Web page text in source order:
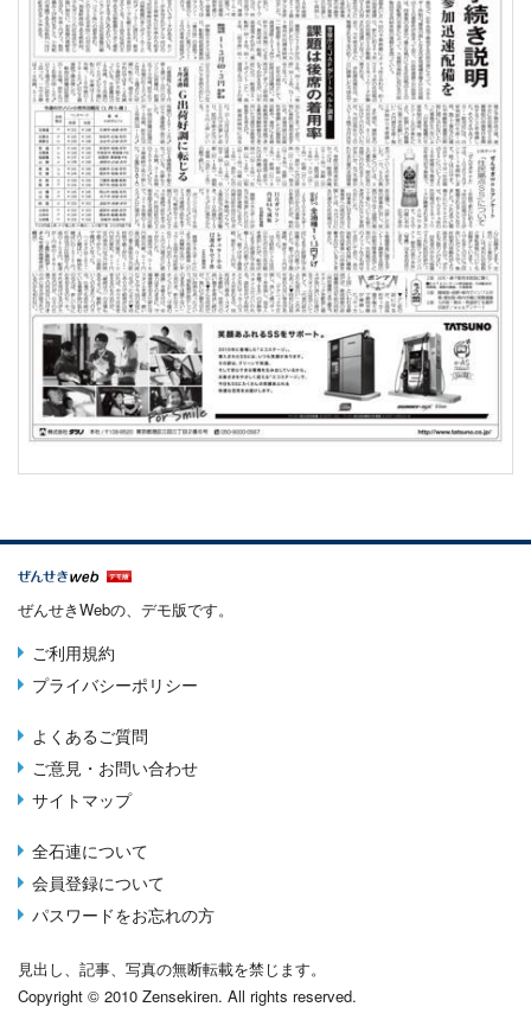
ぜんせきWebの、デモ版です。
Terms
menu
ご利用規約
プライバシーポリシー
Footer
menu
よくあるご質問
ご意見・お問い合わせ
サイトマップ
About
menu
全石連について
会員登録について
パスワードをお忘れの方
見出し、記事、写真の無断転載を禁じます。
Copyright © 2010 Zensekiren. All rights reserved.